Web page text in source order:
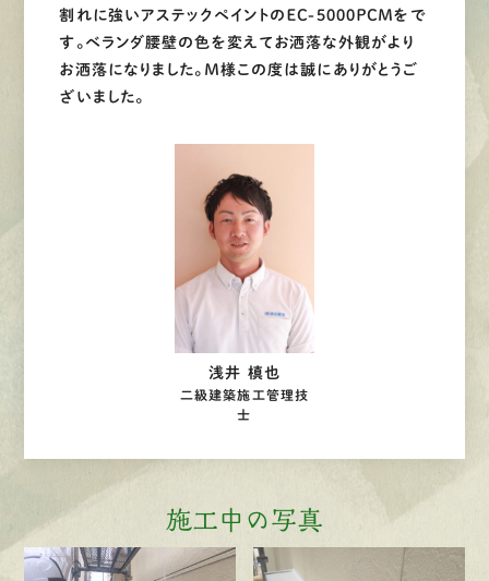
割れに強いアステックペイントのＥＣ-5000ＰＣＭをで
す。ベランダ腰壁の色を変えてお洒落な外観がより
お洒落になりました。Ｍ様この度は誠にありがとうご
ざいました。
浅井 槙也
二級建築施工管理技
士
施工中の写真